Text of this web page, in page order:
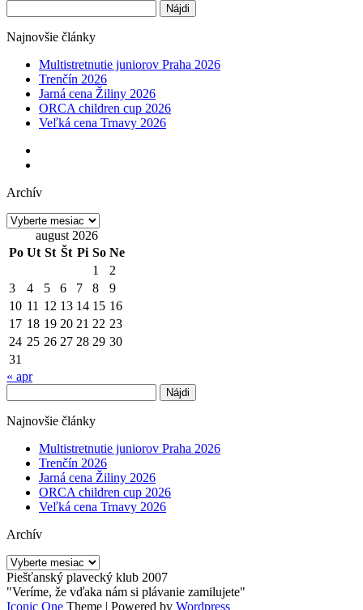
Najnovšie články
Multistretnutie juniorov Praha 2026
Trenčín 2026
Jarná cena Žiliny 2026
ORCA children cup 2026
Veľká cena Trnavy 2026
Archív
Archív
august 2026
Po Ut St Št Pi So Ne
1
2
3
4 5 6 7 8
9
10 11 12 13 14 15 16
17 18 19 20 21 22 23
24 25 26 27 28 29 30
31
« apr
Najnovšie články
Multistretnutie juniorov Praha 2026
Trenčín 2026
Jarná cena Žiliny 2026
ORCA children cup 2026
Veľká cena Trnavy 2026
Archív
Archív
Piešťanský plavecký klub 2007
"Veríme, že vďaka nám si plávanie zamilujete"
Iconic One Theme | Powered by Wordpress